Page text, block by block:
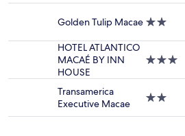
availability
change.
Additional
may
Golden Tulip Macae 2.0
HOTEL ATLANTICO
MACAÉ BY INN
HOUSE
3.0
Transamerica
Executive Macae
2.0